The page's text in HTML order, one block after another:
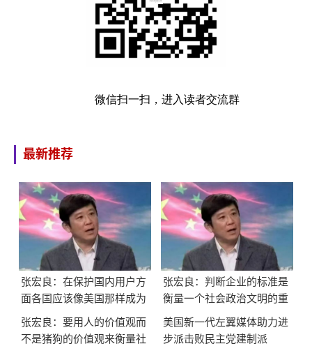
微信扫一扫，进入读者交流群
最新推荐
张宏良：在保护国内用户方
面各国应该像美国那样成为
全世界的延安
张宏良：判断企业的标准是
衡量一个社会政治文明的重
要标志
张宏良：要用人的价值观而
不是猪狗的价值观来衡量社
美国新一代左翼媒体助力进
步派击败民主党建制派